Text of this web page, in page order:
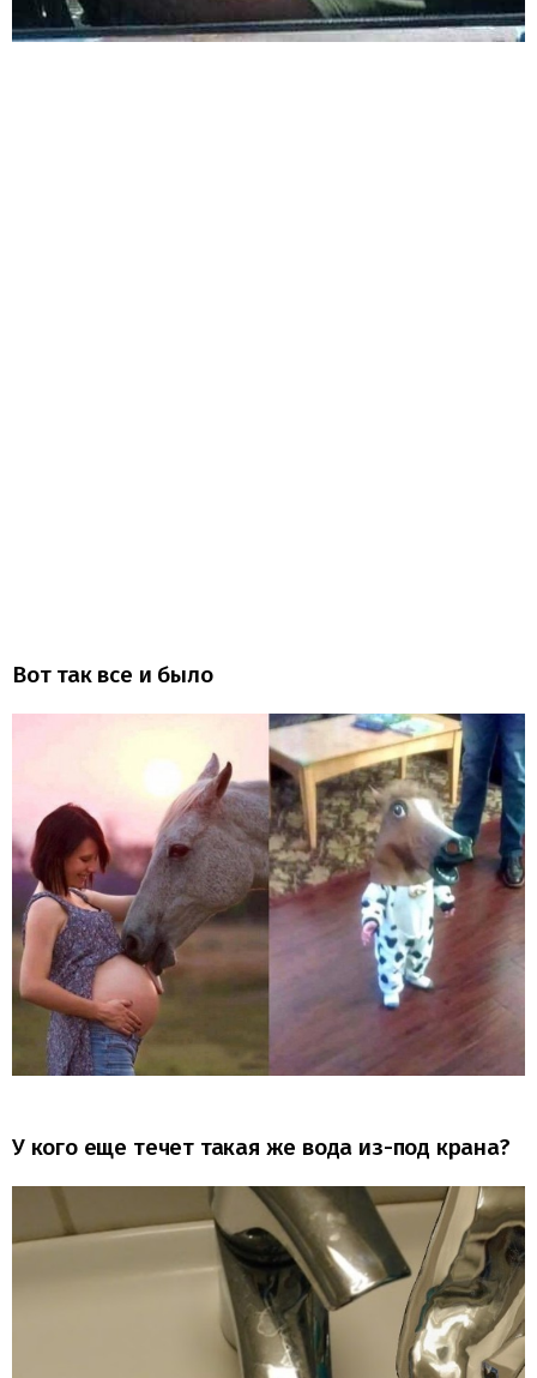
Вот так все и было
У кого еще течет такая же вода из-под крана?